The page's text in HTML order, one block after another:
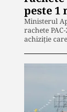
peste 1
Ministerul
rachete
achiziție